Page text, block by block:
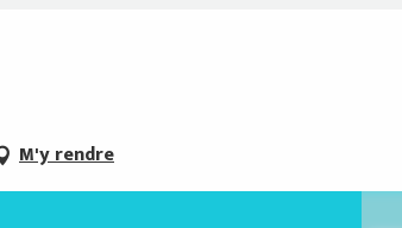
M'y rendre